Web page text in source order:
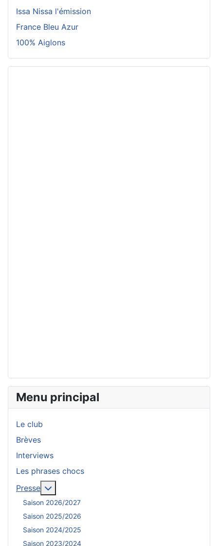
Issa Nissa l'émission
France Bleu Azur
100% Aiglons
Menu principal
Le club
Brèves
Interviews
Les phrases chocs
Presse
Saison 2026/2027
Saison 2025/2026
Saison 2024/2025
Saison 2023/2024